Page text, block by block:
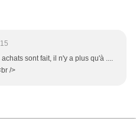
sont fait, il n'y a plus qu'à ....
/>